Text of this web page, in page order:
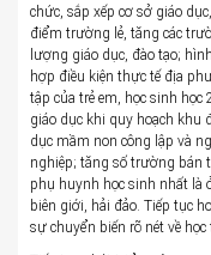
chức, sắp xếp cơ sở giáo
điểm trường lẻ, tăng các
lượng giáo dục, đào tạo;
hợp điều kiện thực tế địa
tập của trẻ em, học sinh
giáo dục khi quy hoạch khu
dục mầm non công lập và
nghiệp; tăng số trường bán
phụ huynh học sinh nhất là
biên giới, hải đảo. Tiếp tục
sự chuyển biến rõ nét về